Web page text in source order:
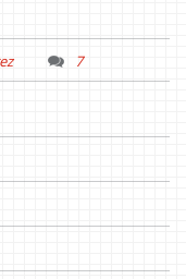
7